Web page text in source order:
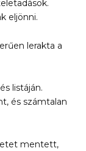
eljönni.
lerakta a
listáján.
és számtalan
mentett,